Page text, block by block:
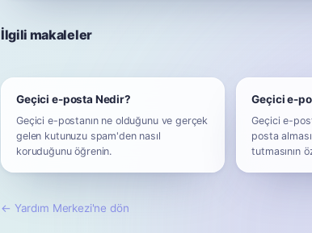
İlgili makaleler
Geçici e-posta Nedir?
Geçici e-postanın ne olduğunu ve gerçek
gelen kutunuzu spam'den nasıl
koruduğunu öğrenin.
Geçici e-
Geçici e-
posta
tutmasının
← Yardım Merkezi'ne dön